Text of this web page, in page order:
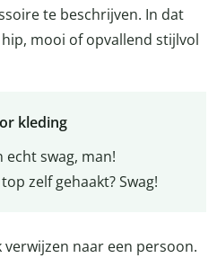
te beschrijven. In dat
mooi of opvallend stijlvol
kleding
echt swag, man!
zelf gehaakt? Swag!
verwijzen naar een persoon.